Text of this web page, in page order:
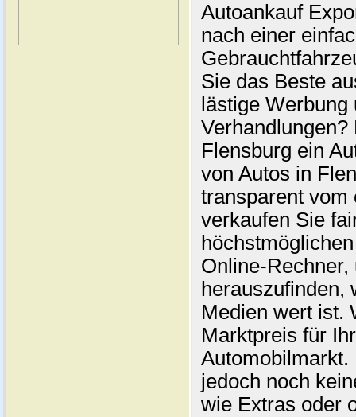
Autoankauf
nach einer
Sie das Beste
lästige
Flensburg ein
von Autos in
transparent vom
verkaufen Sie
Online-
herauszufinden,
Medien wert ist.
Marktpreis für
jedoch noch
wie Extras oder